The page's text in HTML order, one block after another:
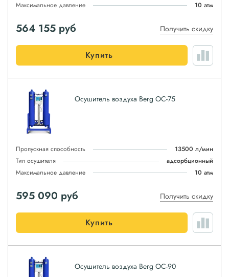
Максимальное давление
10 атм
564 155 руб Получить скидку
Купить
Осушитель воздуха Berg ОС-75
Пропускная способность
13500 л/мин
Тип осушителя
адсорбционный
Максимальное давление
10 атм
595 090 руб Получить скидку
Купить
Осушитель воздуха Berg ОС-90